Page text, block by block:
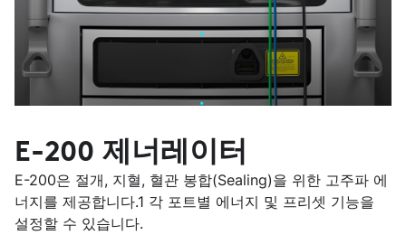
E-200 제너레이터
E-200은 절개, 지혈, 혈관 봉합(Sealing)을 위한 고주파 에
너지를 제공합니다.1 각 포트별 에너지 및 프리셋 기능을
설정할 수 있습니다.